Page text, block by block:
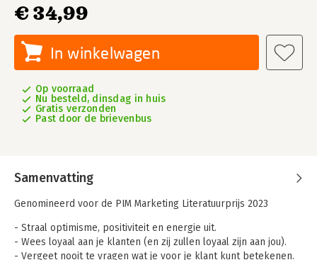
€ 34,99
In winkelwagen
Op voorraad
Nu besteld, dinsdag in huis
Gratis verzonden
Past door de brievenbus
Samenvatting
Genomineerd voor de PIM Marketing Literatuurprijs 2023
- Straal optimisme, positiviteit en energie uit.
- Wees loyaal aan je klanten (en zij zullen loyaal zijn aan jou).
- Vergeet nooit te vragen wat je voor je klant kunt betekenen.